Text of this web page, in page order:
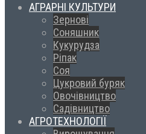
АГРАРНІ КУЛЬТУРИ
Зернові
Соняшник
Кукурудза
Ріпак
Соя
Цукровий буряк
Овочівництво
Садівництво
АГРОТЕХНОЛОГІЇ